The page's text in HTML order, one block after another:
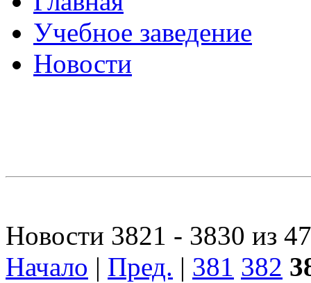
Учебное заведение
Новости
Новости 3821 - 3830 из
Начало | Пред. | 381 382